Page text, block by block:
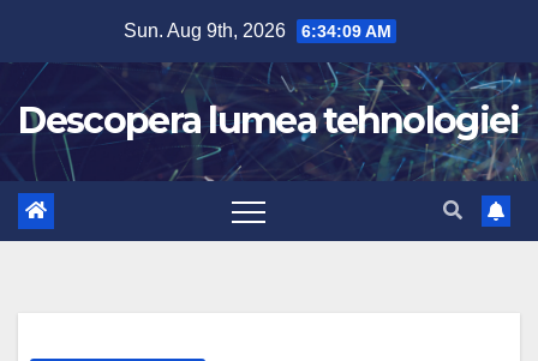
content
Sun. Aug 9th, 2026 6:34:10 AM
Descopera lumea tehnologiei